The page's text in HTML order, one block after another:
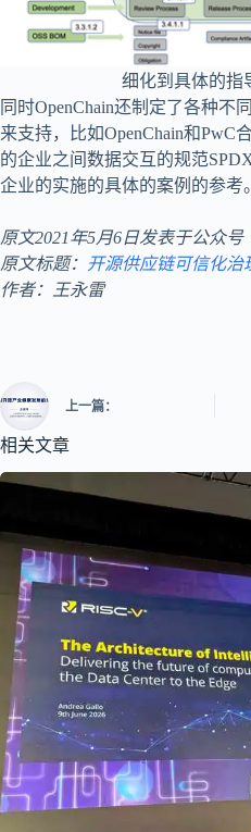
细化到具体的指
同时OpenChain还制定了各种不
来支持，比如OpenChain和PwC
的企业之间数据交互的规范
企业的实施的具体的案例的参考。
原文2021年5月6日发表于公众号
原文标题： 开源供应链可信化治
作者：王永雷
上一篇：
相关文章